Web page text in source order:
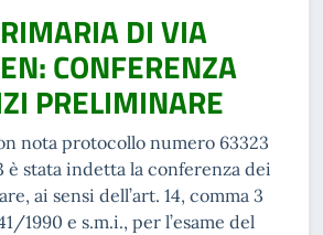
DI VIA
CONFERENZA
PRELIMINARE
nota protocollo numero 63323
stata indetta la conferenza dei
ai sensi dell’art. 14, comma 3
1990 e s.m.i., per l’esame del